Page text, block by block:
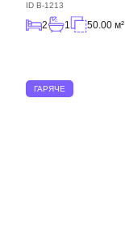
ID B-1213
2 1 50.00 м²
ГАРЯЧЕ